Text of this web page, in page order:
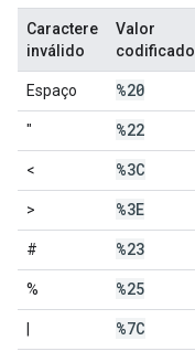
Caractere
inválido
Valor
codificado
Espaço %20
" %22
< %3C
> %3E
# %23
% %25
%7C